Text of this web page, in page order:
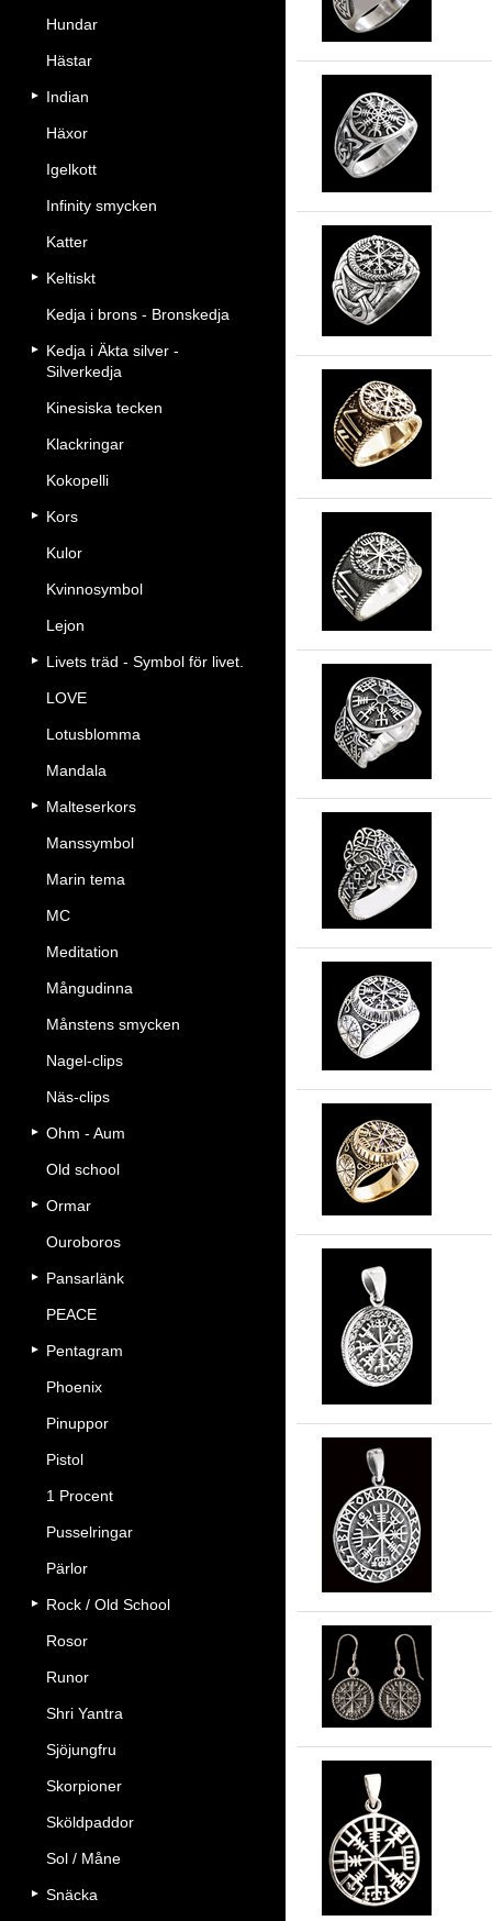
Hundar
Hästar
Indian
Häxor
Igelkott
Infinity smycken
Katter
Keltiskt
Kedja i brons - Bronskedja
Kedja i Äkta silver -
Silverkedja
Kinesiska tecken
Klackringar
Kokopelli
Kors
Kulor
Kvinnosymbol
Lejon
Livets träd - Symbol för livet.
LOVE
Lotusblomma
Mandala
Malteserkors
Manssymbol
Marin tema
MC
Meditation
Mångudinna
Månstens smycken
Nagel-clips
Näs-clips
Ohm - Aum
Old school
Ormar
Ouroboros
Pansarlänk
PEACE
Pentagram
Phoenix
Pinuppor
Pistol
1 Procent
Pusselringar
Pärlor
Rock / Old School
Rosor
Runor
Shri Yantra
Sjöjungfru
Skorpioner
Sköldpaddor
Sol / Måne
Snäcka